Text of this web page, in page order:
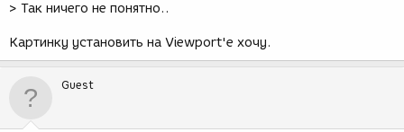
> Так ничего не понятно..
Картинку установить на Viewport'е хочу.
Guest